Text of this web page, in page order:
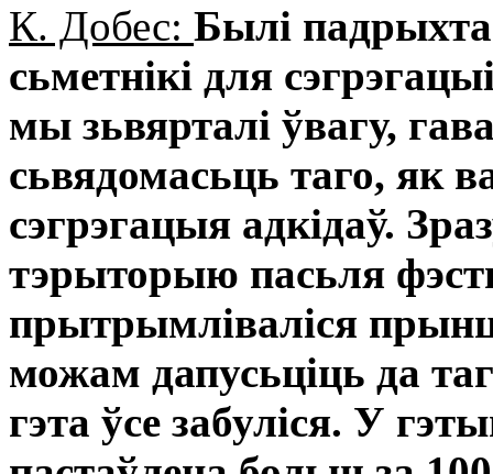
К. Добес: Былі
сьметнікі для
мы зьвярталі ўвагу,
сьвядомасьць таго, як
сэгрэгацыя адкідаў.
тэрыторыю пасьля
прытрымліваліся
можам дапусьціць да
гэта ўсе забуліся. У